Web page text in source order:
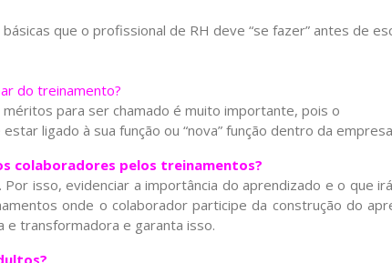
que o profissional de RH deve “se fazer” antes de
do treinamento?
para ser chamado é muito importante, pois o
ligado à sua função ou “nova” função dentro da
colaboradores pelos treinamentos?
isso, evidenciar a importância do aprendizado e o que
onde o colaborador participe da construção do
e transformadora e garanta isso.